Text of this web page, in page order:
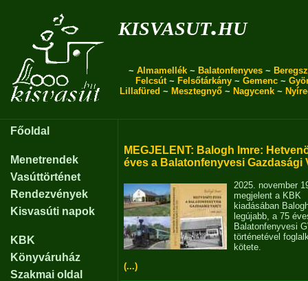
kisvasut.hu
~ Almamellék ~ Balatonfenyves ~
Felcsút~ Felsőtárkány ~ Gemenc ~
Lillafüred ~ Mesztegnyő ~ Nagycenk ~
Főoldal
Menetrendek
Vasúttörténet
Rendezvények
Kisvasúti napok
KBK
Könyváruház
Szakmai oldal
MEGJELENT: Balogh Imre:
éves a Balatonfenyvesi Gazdasági
2025. november
megjelent a KBK
kiadásában
legújabb, a 75
Balatonfenyvesi
történetével
kötete.
(...)